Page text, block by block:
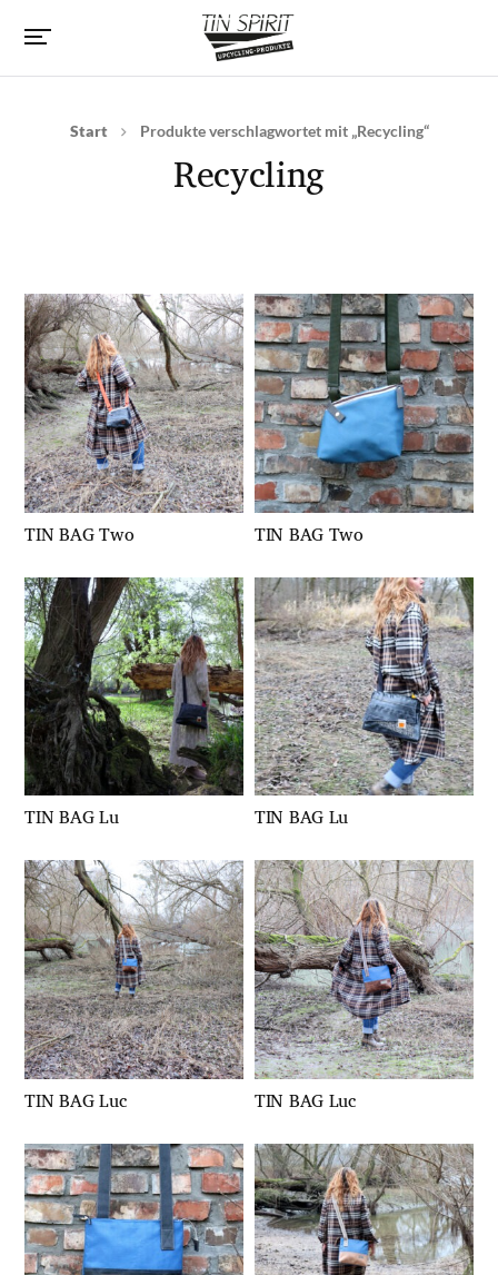
Start Produkte verschlagwortet mit „Recycling“
Recycling
TIN BAG Two TIN BAG Two
TIN BAG Lu TIN BAG Lu
TIN BAG Luc TIN BAG Luc